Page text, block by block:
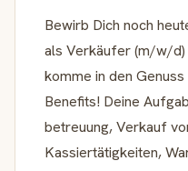
Bewirb Dich noch
als Verkäufer (m/w/d)
komme in den
Benefits! Deine
betreuung, Verkauf
Kassiertätigkeiten,